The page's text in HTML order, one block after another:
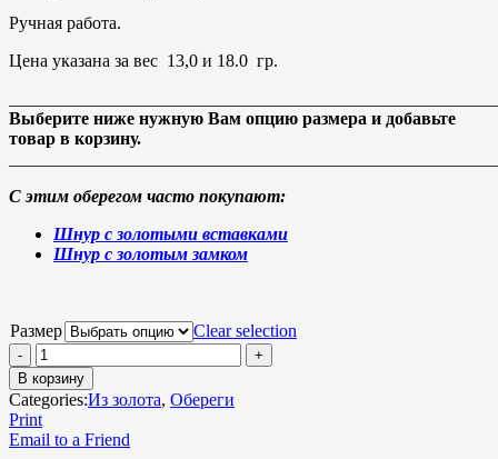
Ручная работа.
Цена указана за вес 13,0 и 18.0 гр.
Выберите ниже нужную Вам опцию размера и добавьте
товар в корзину.
С этим оберегом часто покупают:
Шнур с золотыми вставками
Шнур с золотым замком
Размер Clear selection
В корзину
Categories:Из золота, Обереги
Print
Email to a Friend